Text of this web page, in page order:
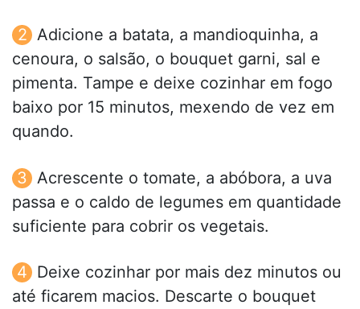
Adicione a batata, a mandioquinha, a
cenoura, o salsão, o bouquet garni, sal e
pimenta. Tampe e deixe cozinhar em fogo
baixo por 15 minutos, mexendo de vez em
quando.
Acrescente o tomate, a abóbora, a uva
passa e o caldo de legumes em quantidade
suficiente para cobrir os vegetais.
Deixe cozinhar por mais dez minutos ou
até ficarem macios. Descarte o bouquet